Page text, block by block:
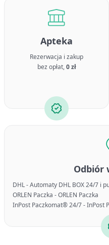
Apteka
Rezerwacja i zakup
bez opłat,0 zł
Odbiór
DHL - Automaty DHL BOX 24/7 i
ORLEN Paczka - ORLEN Paczka
InPost Paczkomat® 24/7 - InPost